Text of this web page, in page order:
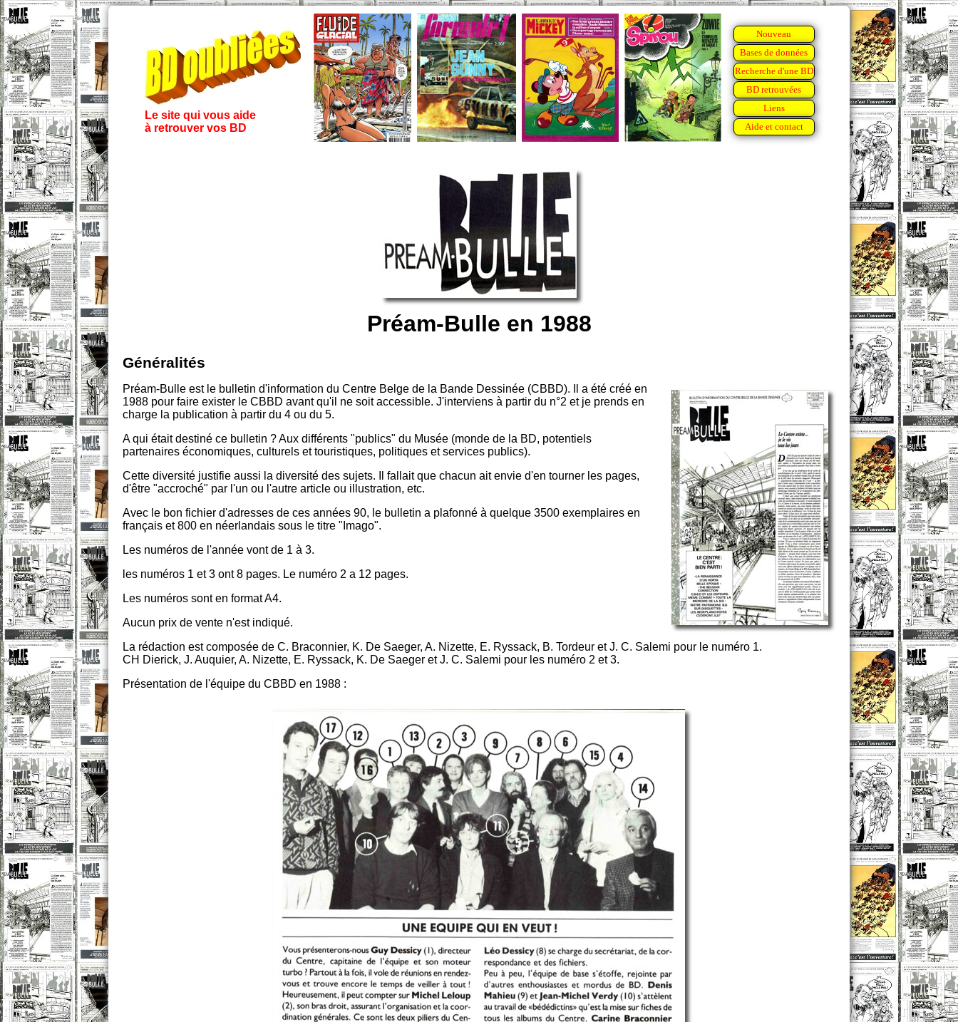
Le site qui vous aide
à retrouver vos BD
Nouveau
Bases de données
Recherche d'une BD
BD retrouvées
Liens
Aide et contact
Préam-Bulle en 1988
Généralités
Préam-Bulle est le bulletin d'information du Centre Belge de la Bande Dessinée (CBBD). Il a été créé en
1988 pour faire exister le CBBD avant qu'il ne soit accessible. J'interviens à partir du n°2 et je prends en
charge la publication à partir du 4 ou du 5.
A qui était destiné ce bulletin ? Aux différents "publics" du Musée (monde de la BD, potentiels
partenaires économiques, culturels et touristiques, politiques et services publics).
Cette diversité justifie aussi la diversité des sujets. Il fallait que chacun ait envie d'en tourner les pages,
d'être "accroché" par l'un ou l'autre article ou illustration, etc.
Avec le bon fichier d'adresses de ces années 90, le bulletin a plafonné à quelque 3500 exemplaires en
français et 800 en néerlandais sous le titre "Imago".
Les numéros de l'année vont de 1 à 3.
les numéros 1 et 3 ont 8 pages. Le numéro 2 a 12 pages.
Les numéros sont en format A4.
Aucun prix de vente n'est indiqué.
La rédaction est composée de C. Braconnier, K. De Saeger, A. Nizette, E. Ryssack, B. Tordeur et J. C. Salemi pour le numéro 1.
CH Dierick, J. Auquier, A. Nizette, E. Ryssack, K. De Saeger et J. C. Salemi pour les numéro 2 et 3.
Présentation de l'équipe du CBBD en 1988 :